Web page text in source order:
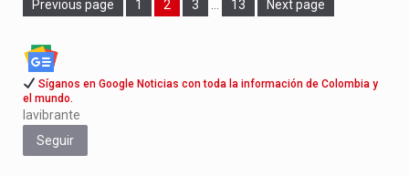
Previous page Page
1 2 Page
3 Page
13 Next page
Síganos en Google Noticias con toda la información de Colombia y
el mundo.
lavibrante
Seguir